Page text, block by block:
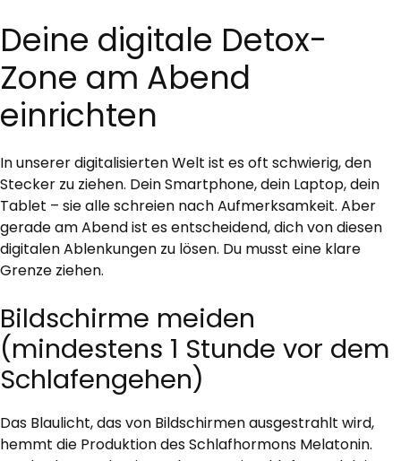
Deine digitale Detox-
Zone am Abend
einrichten
In unserer digitalisierten Welt ist es oft schwierig, den
Stecker zu ziehen. Dein Smartphone, dein Laptop, dein
Tablet – sie alle schreien nach Aufmerksamkeit. Aber
gerade am Abend ist es entscheidend, dich von diesen
digitalen Ablenkungen zu lösen. Du musst eine klare
Grenze ziehen.
Bildschirme meiden
(mindestens 1 Stunde vor dem
Schlafengehen)
Das Blaulicht, das von Bildschirmen ausgestrahlt wird,
hemmt die Produktion des Schlafhormons Melatonin.